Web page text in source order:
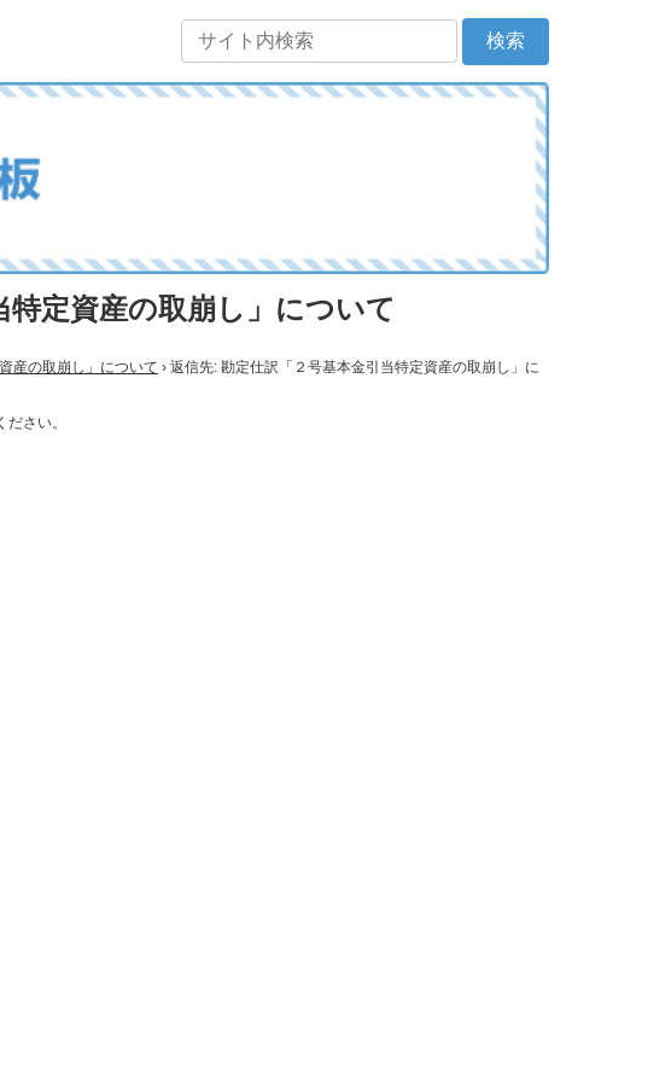
定資産の取崩し」について
産の取崩し」について › 返信先: 勘定仕訳「２号基本金引当特定資産の取崩し」に
さい。